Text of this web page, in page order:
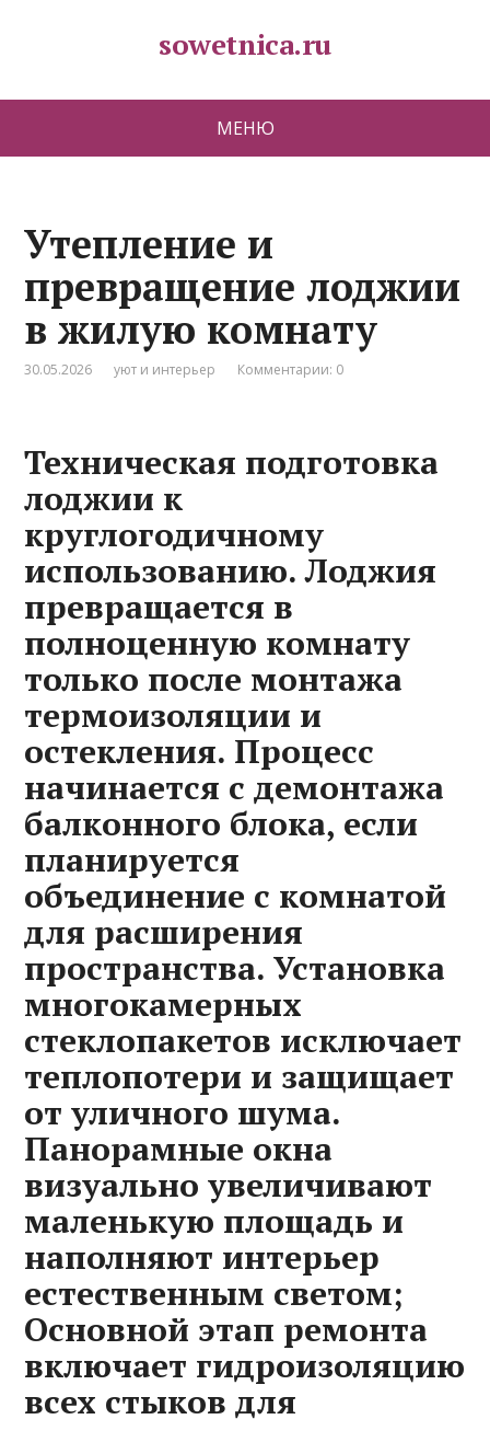
sowetnica.ru
МЕНЮ
Утепление и
превращение лоджии
в жилую комнату
30.05.2026 уют и интерьер Комментарии: 0
Техническая подготовка
лоджии к
круглогодичному
использованию. Лоджия
превращается в
полноценную комнату
только после монтажа
термоизоляции и
остекления. Процесс
начинается с демонтажа
балконного блока, если
планируется
объединение с комнатой
для расширения
пространства. Установка
многокамерных
стеклопакетов исключает
теплопотери и защищает
от уличного шума.
Панорамные окна
визуально увеличивают
маленькую площадь и
наполняют интерьер
естественным светом;
Основной этап ремонта
включает гидроизоляцию
всех стыков для